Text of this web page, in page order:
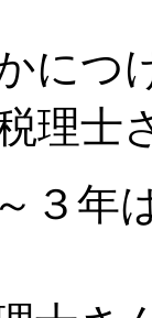
につ
理士
３年